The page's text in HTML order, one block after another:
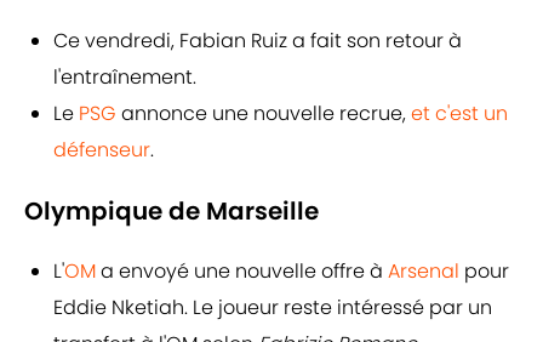
Ce vendredi, Fabian Ruiz a fait son retour à
l'entraînement.
Le PSG annonce une nouvelle recrue,et c'est un
défenseur.
Olympique de Marseille
L'OMa envoyé une nouvelle offre à Arsenal pour
Eddie Nketiah. Le joueur reste intéressé par un